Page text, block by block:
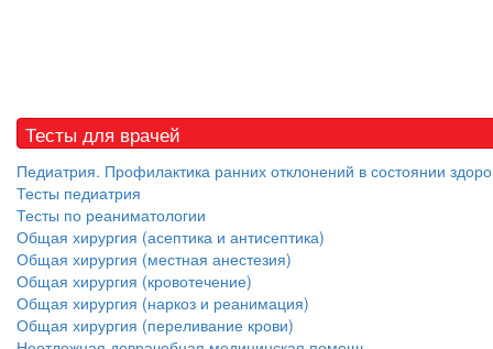
Тесты для врачей
Педиатрия. Профилактика ранних отклонений в состоянии
Тесты педиатрия
Тесты по реаниматологии
Общая хирургия (асептика и антисептика)
Общая хирургия (местная анестезия)
Общая хирургия (кровотечение)
Общая хирургия (наркоз и реанимация)
Общая хирургия (переливание крови)